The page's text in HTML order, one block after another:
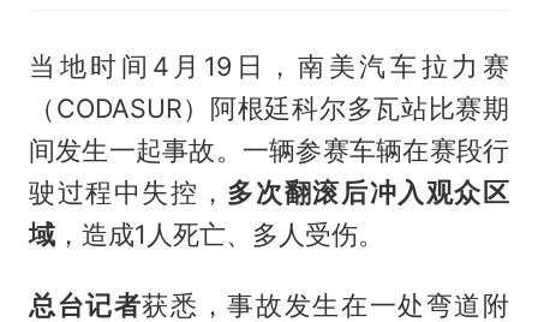
当地时间4月19日，南美汽车拉力赛
（CODASUR）阿根廷科尔多瓦站比赛期
间发生一起事故。一辆参赛车辆在赛段行
驶过程中失控， 多次翻滚后冲入观众区
域，造成1人死亡、多人受伤。
总台记者获悉，事故发生在一处弯道附